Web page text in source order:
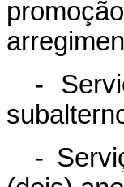
-
-